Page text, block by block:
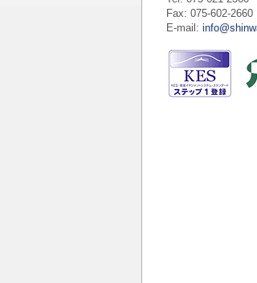
Fax: 075-602-2660
E-mail: